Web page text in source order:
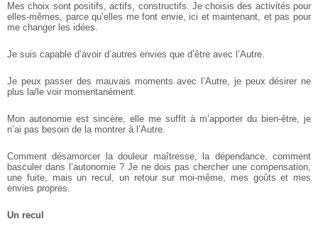
Mes choix sont positifs, actifs, constructifs. Je choisis des activités pour
elles-mêmes, parce qu’elles me font envie, ici et maintenant, et pas pour
me changer les idées.
Je suis capable d’avoir d’autres envies que d’être avec l’Autre.
Je peux passer des mauvais moments avec l’Autre, je peux désirer ne
plus la/le voir momentanément.
Mon autonomie est sincère, elle me suffit à m’apporter du bien-être, je
n’ai pas besoin de la montrer à l’Autre.
Comment désamorcer la douleur maîtresse, la dépendance, comment
basculer dans l’autonomie ? Je ne dois pas chercher une compensation,
une fuite, mais un recul, un retour sur moi-même, mes goûts et mes
envies propres.
Un recul